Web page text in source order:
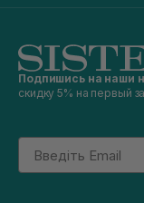
Подпишись на наши
скидку 5% на первый
Email